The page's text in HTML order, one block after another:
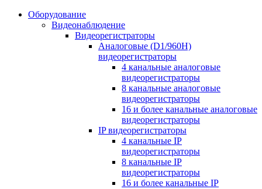
Оборудование
Видеонаблюдение
Видеорегистраторы
Аналоговые (D1/960H)
видеорегистраторы
4 канальные аналоговые
видеорегистраторы
8 канальные аналоговые
видеорегистраторы
16 и более канальные аналоговые
видеорегистраторы
IP видеорегистраторы
4 канальные IP
видеорегистраторы
8 канальные IP
видеорегистраторы
16 и более канальные IP